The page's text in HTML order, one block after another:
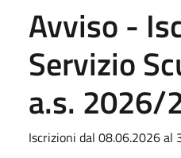
Avviso -
Servizio
a.s. 2026/
Iscrizioni dal 08.06.2026 al